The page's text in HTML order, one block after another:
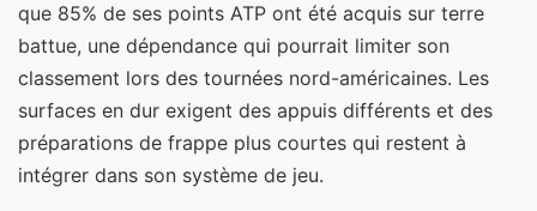
que 85% de ses points ATP ont été acquis sur terre
battue, une dépendance qui pourrait limiter son
classement lors des tournées nord-américaines. Les
surfaces en dur exigent des appuis différents et des
préparations de frappe plus courtes qui restent à
intégrer dans son système de jeu.